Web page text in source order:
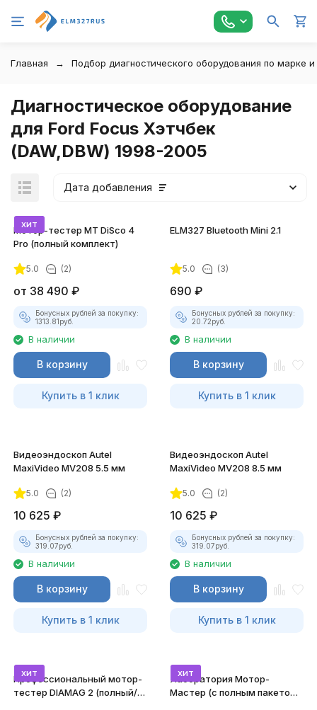
Главная Подбор диагностического оборудования по марке
Диагностическое оборудование
для Ford Focus Хэтчбек
(DAW,DBW) 1998-2005
Дата добавления
хит
Мотор-тестер MT DiSco 4
Pro (полный комплект)
5.0 (2)
от 38 490 ₽
Бонусных рублей за покупку:
1313.81руб.
В наличии
В корзину
Купить в 1 клик
ELM327 Bluetooth Mini 2.1
5.0 (3)
690 ₽
Бонусных рублей за покупку:
20.72руб.
В наличии
В корзину
Купить в 1 клик
Видеоэндоскоп Autel
MaxiVideo MV208 5.5 мм
5.0 (2)
10 625 ₽
Бонусных рублей за покупку:
319.07руб.
В наличии
В корзину
Купить в 1 клик
Видеоэндоскоп Autel
MaxiVideo MV208 8.5 мм
5.0 (2)
10 625 ₽
Бонусных рублей за покупку:
319.07руб.
В наличии
В корзину
Купить в 1 клик
хит
Профессиональный мотор-
тестер DIAMAG 2 (полный/
хит
Лаборатория Мотор-
Мастер (с полным пакетом